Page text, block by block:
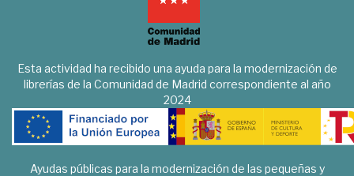
Esta actividad ha recibido una ayuda para la modernización de
librerías de la Comunidad de Madrid correspondiente al año
2024
Ayudas públicas para la modernización de las pequeñas y